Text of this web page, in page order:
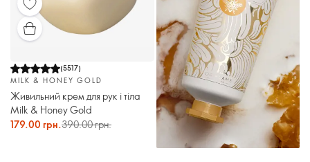
(5517)
MILK & HONEY GOLD
Живильний крем для рук і тіла
Milk & Honey Gold
179.00 грн.390.00 грн.